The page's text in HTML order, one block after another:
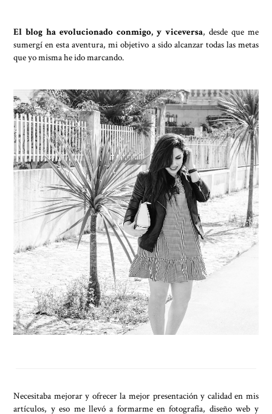
El blog ha evolucionado conmigo, y viceversa, desde que me
sumergí en esta aventura, mi objetivo a sido alcanzar todas las metas
que yo misma he ido marcando.
Necesitaba mejorar y ofrecer la mejor presentación y calidad en mis
artículos, y eso me llevó a formarme en fotografía, diseño web y